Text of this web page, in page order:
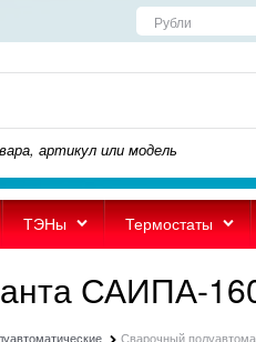
артикул или модель
ТЭНы Термостаты
САИПА-
Сварочный